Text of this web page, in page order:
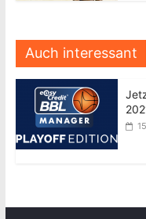
Auch interessant